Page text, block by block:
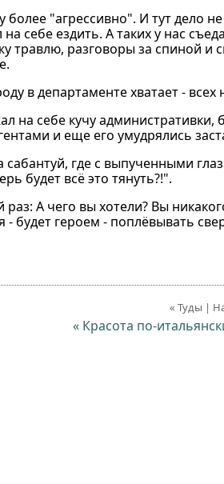
более "агрессивно". И тут дело
себе ездить. А таких у нас
травлю, разговоры за спиной
в департаменте хватает -
на себе кучу
и еще его умудрялись
где с выпученными
будет всё это тянуть?!".
А чего вы хотели? Вы
героем - поплёвывать
« Туды |
« Красота по-